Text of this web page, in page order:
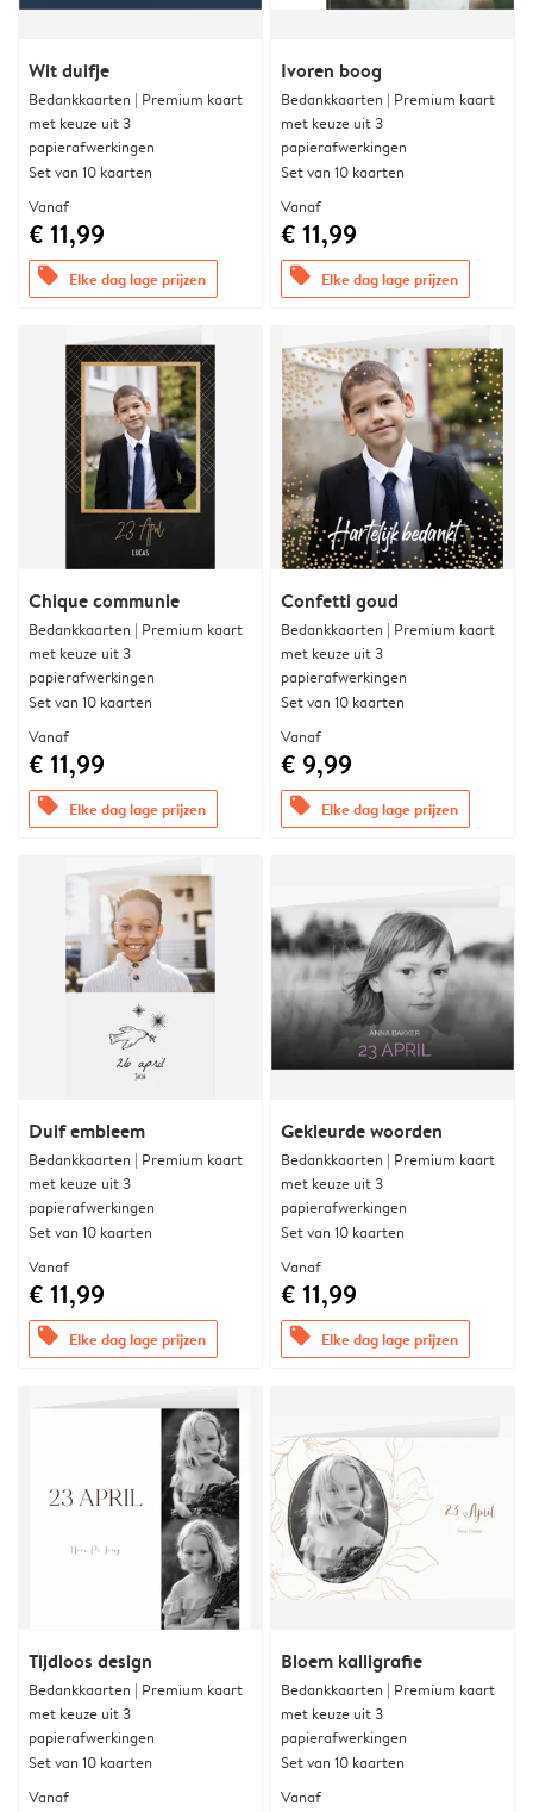
Wit duifje
Bedankkaarten | Premium kaart
met keuze uit 3
papierafwerkingen
Set van 10 kaarten
Vanaf
€ 11,99
offers Elke dag lage prijzen
Ivoren boog
Bedankkaarten | Premium kaart
met keuze uit 3
papierafwerkingen
Set van 10 kaarten
Vanaf
€ 11,99
offers Elke dag lage prijzen
Chique communie
Bedankkaarten | Premium kaart
met keuze uit 3
papierafwerkingen
Set van 10 kaarten
Vanaf
€ 11,99
offers Elke dag lage prijzen
Confetti goud
Bedankkaarten | Premium kaart
met keuze uit 3
papierafwerkingen
Set van 10 kaarten
Vanaf
€ 9,99
offers Elke dag lage prijzen
Duif embleem
Bedankkaarten | Premium kaart
met keuze uit 3
papierafwerkingen
Set van 10 kaarten
Vanaf
€ 11,99
offers Elke dag lage prijzen
Gekleurde woorden
Bedankkaarten | Premium kaart
met keuze uit 3
papierafwerkingen
Set van 10 kaarten
Vanaf
€ 11,99
offers Elke dag lage prijzen
Tijdloos design
Bedankkaarten | Premium kaart
met keuze uit 3
papierafwerkingen
Set van 10 kaarten
Vanaf
Bloem kalligrafie
Bedankkaarten | Premium kaart
met keuze uit 3
papierafwerkingen
Set van 10 kaarten
Vanaf